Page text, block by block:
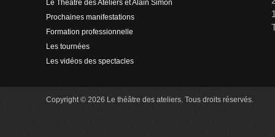
Le Théâtre des Ateliers et Alain Simon
Prochaines manifestations
Formation professionnelle
Les tournées
Les vidéos des spectacles
Copyright © 2026 Le théâtre des ateliers. Tous droits réservés.